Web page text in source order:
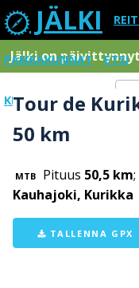
JÄLKI
PAIKKAKUNNAT ETSI
KIRJAUDU SISÄÄN
Jälki on
Tour de
50 km
MTB Pituus 50,5 km
Kauhajoki, Kurikka
TALLENNA GPX